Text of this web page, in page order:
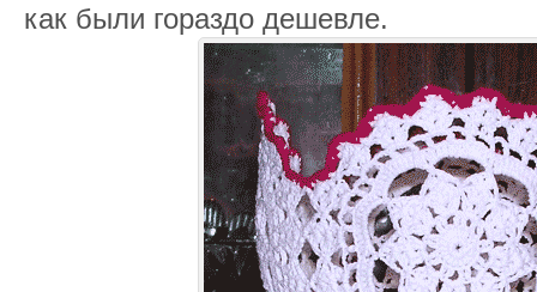
как были гораздо дешевле.